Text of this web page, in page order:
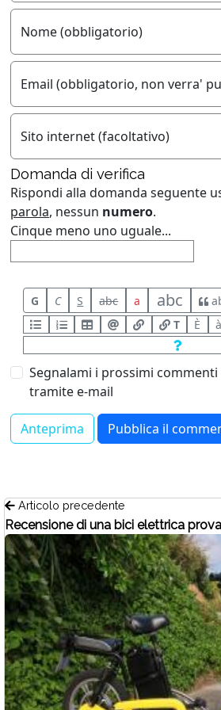
Nome (obbligatorio)
Email (obbligatorio, non verra'
Sito internet (facoltativo)
Domanda di verifica
Rispondi alla domanda seguente
parola, nessun numero.
Cinque meno uno uguale...
G C S abc a abc
T
È à
Segnalami i prossimi
tramite e-mail
Articolo precedente
Recensione di una bici elettrica